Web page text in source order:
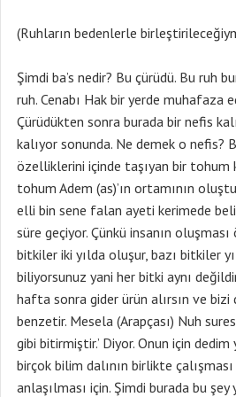
(Ruhların bedenlerle
Şimdi ba’s nedir? Bu çürüdü. Bu ruh
ruh. Cenabı Hak bir yerde muhafaza
Çürüdükten sonra burada bir nefis
kalıyor sonunda. Ne demek o nefis?
özelliklerini içinde taşıyan bir tohum
tohum Adem (as)’ın ortamının
elli bin sene falan ayeti kerimede
süre geçiyor. Çünkü insanın
bitkiler iki yılda oluşur, bazı bitkiler
biliyorsunuz yani her bitki aynı
hafta sonra gider ürün alırsın ve
benzetir. Mesela (Arapçası) Nuh
gibi bitirmiştir.’ Diyor. Onun için
birçok bilim dalının birlikte
anlaşılması için. Şimdi burada bu şey